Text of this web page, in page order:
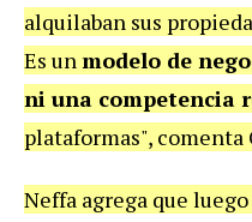
alquilaban sus
Es unmodelo de
ni una competencia
plataformas", comenta
Neffa agrega que